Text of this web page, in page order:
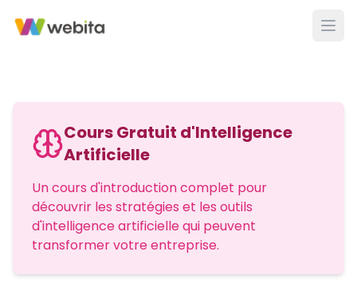
Cours Gratuit d'Intelligence
Artificielle
Un cours d'introduction complet pour
découvrir les stratégies et les outils
d'intelligence artificielle qui peuvent
transformer votre entreprise.